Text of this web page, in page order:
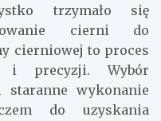
trzymało się
cierni do
cierniowej to proces
i precyzji. Wybór
staranne wykonanie
do uzyskania